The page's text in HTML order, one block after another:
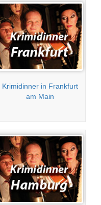
Krimidinner in Frankfurt
am Main